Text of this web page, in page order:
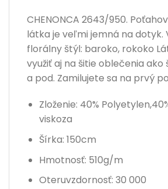
CHENONCA 2643/950.
látka je veľmi jemná na dotyk.
florálny štýl: baroko, rokoko
využiť aj na šitie oblečenia
a pod. Zamilujete sa na prvý
Zloženie: 40%
viskoza
Šírka: 150cm
Hmotnosť: 510g/m
Oteruvzdornosť: 30 000